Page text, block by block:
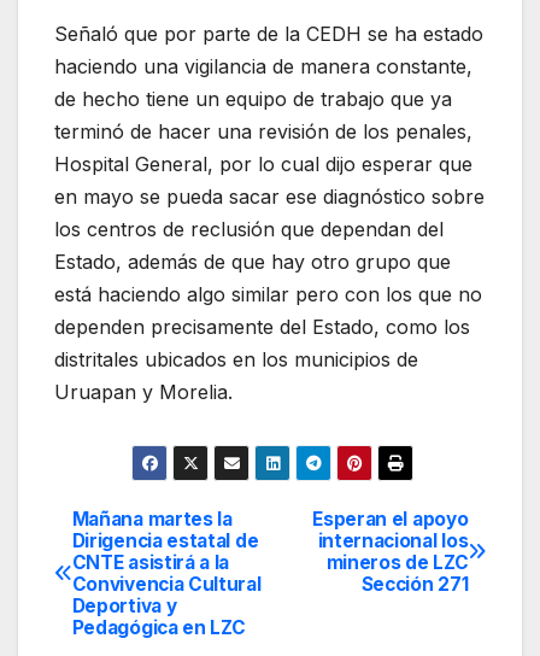
Señaló que por parte de la CEDH se ha estado
haciendo una vigilancia de manera constante,
de hecho tiene un equipo de trabajo que ya
terminó de hacer una revisión de los penales,
Hospital General, por lo cual dijo esperar que
en mayo se pueda sacar ese diagnóstico sobre
los centros de reclusión que dependan del
Estado, además de que hay otro grupo que
está haciendo algo similar pero con los que no
dependen precisamente del Estado, como los
distritales ubicados en los municipios de
Uruapan y Morelia.
Navegación
de
entradas
Esperan el apoyo
internacional los
mineros de LZC
Sección 271
Mañana martes la
Dirigencia estatal de
CNTE asistirá a la
Convivencia Cultural
Deportiva y
Pedagógica en LZC